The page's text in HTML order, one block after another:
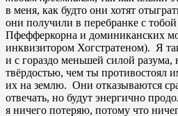
в меня, как будто они хотят
они получили в перебранке с
Пфефферкорна и доминиканских
инквизитором Хогстратеном). Я
и с гораздо меньшей силой разума,
твёрдостью, чем ты противостоял
их на землю. Они отказываются
отвечать, но будут энергично
я ничего потеряю, потому что